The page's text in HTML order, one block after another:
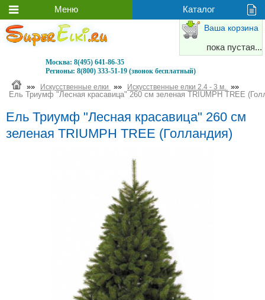
Москва: 8(495) 641-86-35
Регионы: 8(800) 333-51-19 (звонок бесплатный)
Ваша корзина
пока пустая...
»» Искусственные елки »» Искусственные елки 2.4 - 3 м. »»
Ель Триумф "Лесная красавица" 260 см зеленая TRIUMPH TREE
Ель Триумф "Лесная красавица" 260 см
зеленая TRIUMPH TREE (Голландия)